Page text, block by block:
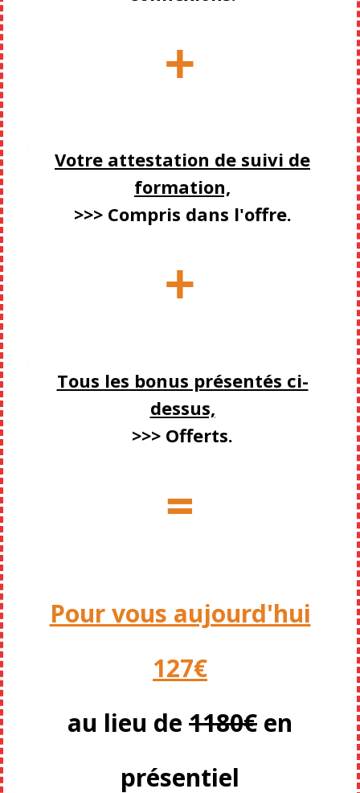
+
Votre attestation de suivi de
formation,
>>> Compris dans l'offre.
+
Tous les bonus présentés ci-
dessus,
>>> Offerts.
=
Pour vous aujourd'hui
127€
au lieu de 1180€ en
présentiel